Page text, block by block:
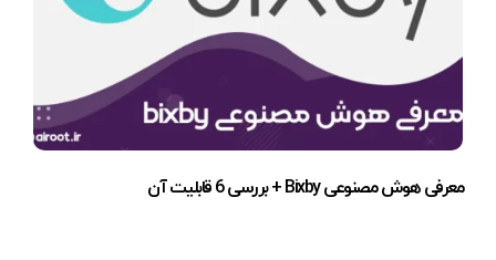
معرفی هوش مصنوعی Bixby + بررسی 6 قابلیت آن